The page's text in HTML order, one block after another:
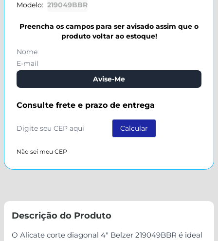
Modelo: 219049BBR
Preencha os campos para ser avisado assim que o
produto voltar ao estoque!
Avise-Me
Consulte frete e prazo de entrega
Não sei meu CEP
Descrição do Produto
O Alicate corte diagonal 4" Belzer 219049BBR é ideal